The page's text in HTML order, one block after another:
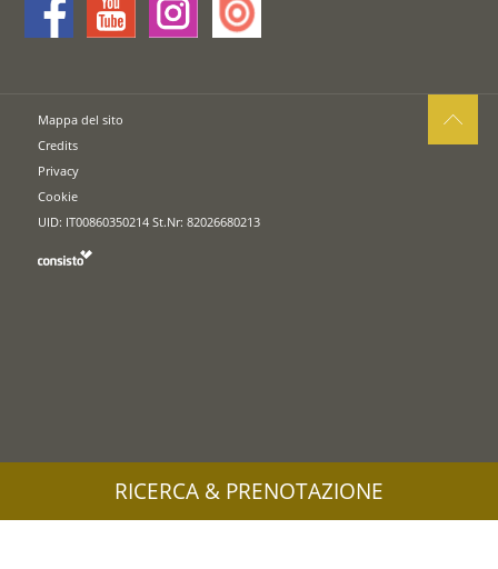
Mappa del sito
Credits
Privacy
Cookie
UID: IT00860350214 St.Nr: 82026680213
RICERCA & PRENOTAZIONE